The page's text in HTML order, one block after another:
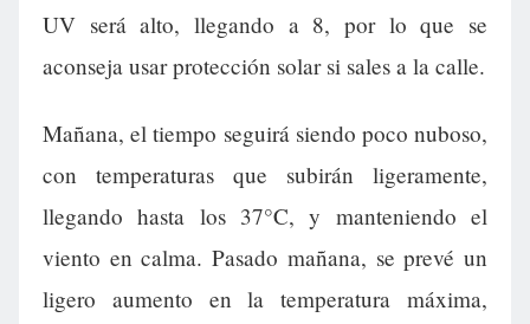
UV será alto, llegando a 8, por lo que se
aconseja usar protección solar si sales a la calle.
Mañana, el tiempo seguirá siendo poco nuboso,
con temperaturas que subirán ligeramente,
llegando hasta los 37°C, y manteniendo el
viento en calma. Pasado mañana, se prevé un
ligero aumento en la temperatura máxima,